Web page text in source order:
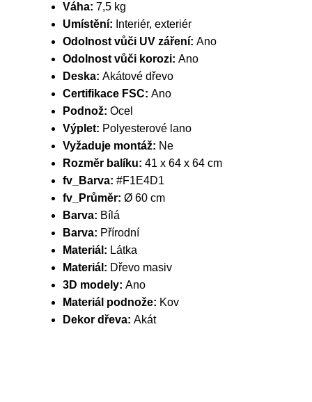
Váha: 7,5 kg
Umístění: Interiér, exteriér
Odolnost vůči UV záření: Ano
Odolnost vůči korozi: Ano
Deska: Akátové dřevo
Certifikace FSC: Ano
Podnož: Ocel
Výplet: Polyesterové lano
Vyžaduje montáž: Ne
Rozměr balíku: 41 x 64 x 64 cm
fv_Barva: #F1E4D1
fv_Průměr: Ø 60 cm
Barva: Bílá
Barva: Přírodní
Materiál: Látka
Materiál: Dřevo masiv
3D modely: Ano
Materiál podnože: Kov
Dekor dřeva: Akát